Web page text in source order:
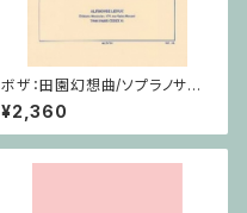
ボザ：田園幻想曲/ソプラノサク
ソフォーン・ピアノ
¥2,360